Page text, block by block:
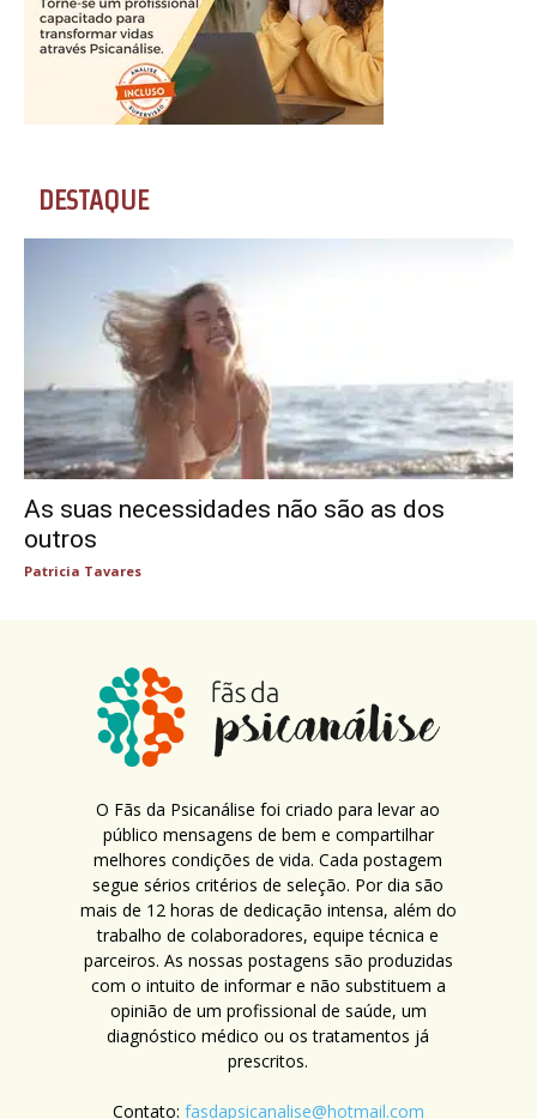
DESTAQUE
As suas necessidades não são as dos
outros
Patricia Tavares
O Fãs da Psicanálise foi criado para levar ao
público mensagens de bem e compartilhar
melhores condições de vida. Cada postagem
segue sérios critérios de seleção. Por dia são
mais de 12 horas de dedicação intensa, além do
trabalho de colaboradores, equipe técnica e
parceiros. As nossas postagens são produzidas
com o intuito de informar e não substituem a
opinião de um profissional de saúde, um
diagnóstico médico ou os tratamentos já
prescritos.
Contato: fasdapsicanalise@hotmail.com